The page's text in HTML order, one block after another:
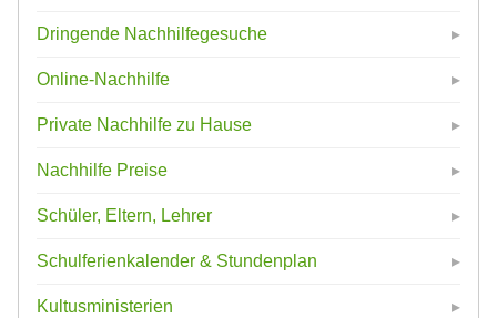
Dringende Nachhilfegesuche
Online-Nachhilfe
Private Nachhilfe zu Hause
Nachhilfe Preise
Schüler, Eltern, Lehrer
Schulferienkalender & Stundenplan
Kultusministerien